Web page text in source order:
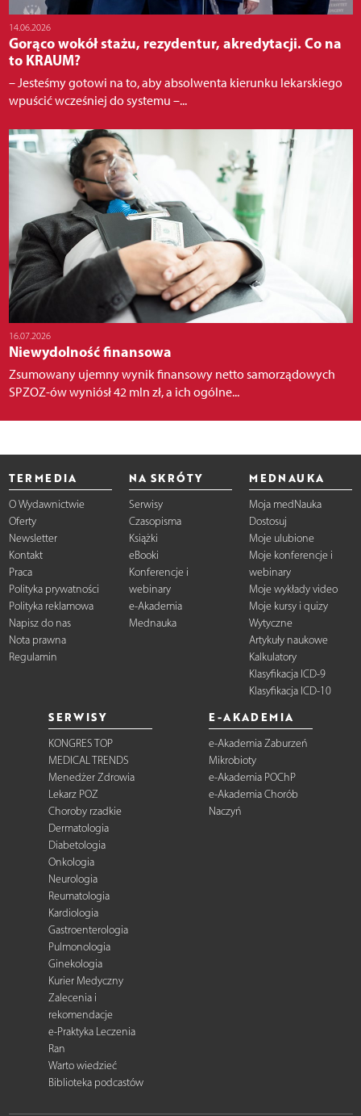
14.06.2026
Gorąco wokół stażu, rezydentur, akredytacji. Co na
to KRAUM?
– Jesteśmy gotowi na to, aby absolwenta kierunku lekarskiego
wpuścić wcześniej do systemu –...
16.07.2026
Niewydolność finansowa
Zsumowany ujemny wynik finansowy netto samorządowych
SPZOZ-ów wyniósł 42 mln zł, a ich ogólne...
TERMEDIA
O Wydawnictwie
Oferty
Newsletter
Kontakt
Praca
Polityka prywatności
Polityka reklamowa
Napisz do nas
Nota prawna
Regulamin
NA SKRÓTY
Serwisy
Czasopisma
Książki
eBooki
Konferencje i
webinary
e-Akademia
Mednauka
MEDNAUKA
Moja medNauka
Dostosuj
Moje ulubione
Moje konferencje i
webinary
Moje wykłady video
Moje kursy i quizy
Wytyczne
Artykuły naukowe
Kalkulatory
Klasyfikacja ICD-9
Klasyfikacja ICD-10
SERWISY
KONGRES TOP
MEDICAL TRENDS
Menedżer Zdrowia
Lekarz POZ
Choroby rzadkie
Dermatologia
Diabetologia
Onkologia
Neurologia
Reumatologia
Kardiologia
Gastroenterologia
Pulmonologia
Ginekologia
Kurier Medyczny
Zalecenia i
rekomendacje
e-Praktyka Leczenia
Ran
Warto wiedzieć
Biblioteka podcastów
E-AKADEMIA
e-Akademia Zaburzeń
Mikrobioty
e-Akademia POChP
e-Akademia Chorób
Naczyń